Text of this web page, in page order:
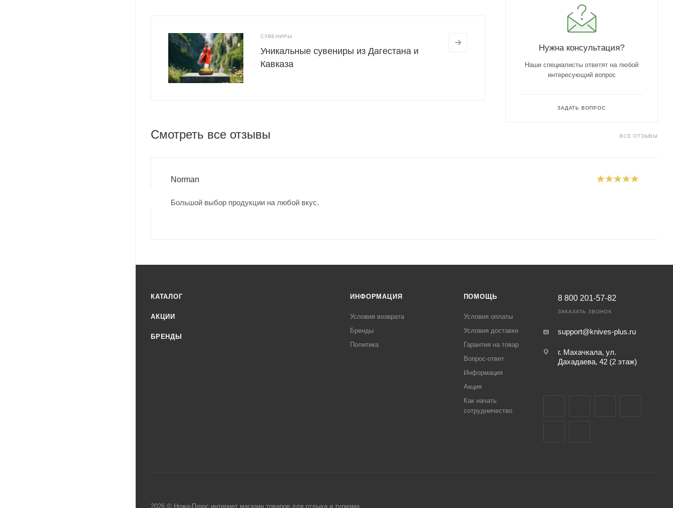
СУВЕНИРЫ
Уникальные сувениры из Дагестана и
Кавказа
Нужна консультация?
Наши специалисты ответят на любой
интересующий вопрос
ЗАДАТЬ ВОПРОС
Смотреть все отзывы ВСЕ ОТЗЫВЫ
Norman
Большой выбор продукции на любой вкус.
КАТАЛОГ
АКЦИИ
БРЕНДЫ
ИНФОРМАЦИЯ
Условия возврата
Бренды
Политика
ПОМОЩЬ
Условия оплаты
Условия доставки
Гарантия на товар
Вопрос-ответ
Информация
Акция
Как начать
сотрудничество
8 800 201-57-82
ЗАКАЗАТЬ ЗВОНОК
support@knives-plus.ru
г. Махачкала, ул.
Дахадаева, 42 (2 этаж)
2026 © Ножи-Плюс интернет магазин товаров для отдыха и туризма